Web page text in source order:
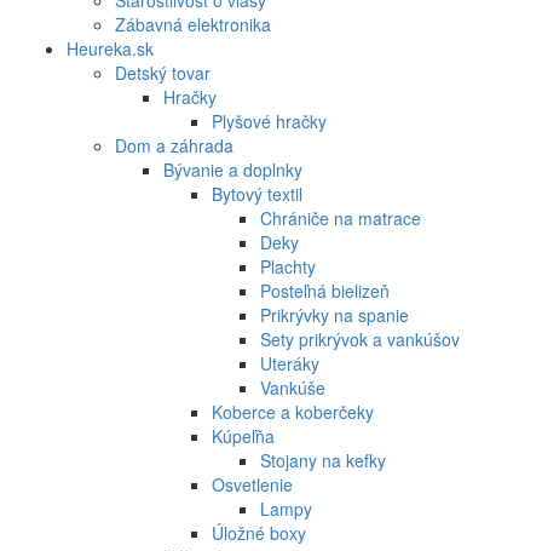
Zábavná elektronika
Heureka.sk
Detský tovar
Hračky
Plyšové hračky
Dom a záhrada
Bývanie a doplnky
Bytový textil
Chrániče na matrace
Deky
Plachty
Posteľná bielizeň
Prikrývky na spanie
Sety prikrývok a vankúšov
Uteráky
Vankúše
Koberce a koberčeky
Kúpeľňa
Stojany na kefky
Osvetlenie
Lampy
Úložné boxy